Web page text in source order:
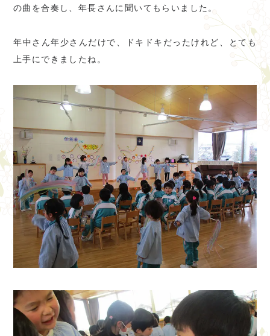
の曲を合奏し、年長さんに聞いてもらいました。
年中さん年少さんだけで、ドキドキだったけれど、とても
上手にできましたね。